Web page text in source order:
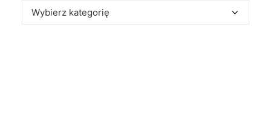
Kategorie